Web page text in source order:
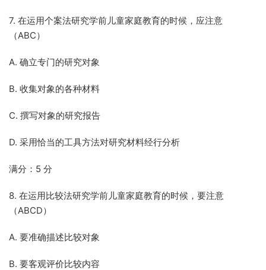
7. 在运用个案法研究学前儿童家庭教育的时候，应注意
（ABC）
A. 确立专门的研究对象
B. 收集对象的各种材料
C. 撰写对象的研究报告
D. 采用恰当的工具方法对研究材料经行分析
满分：5 分
8. 在运用比较法研究学前儿童家庭教育的时候，要注意
（ABCD）
A. 要准确描述比较对象
B. 要客观评价比较内容